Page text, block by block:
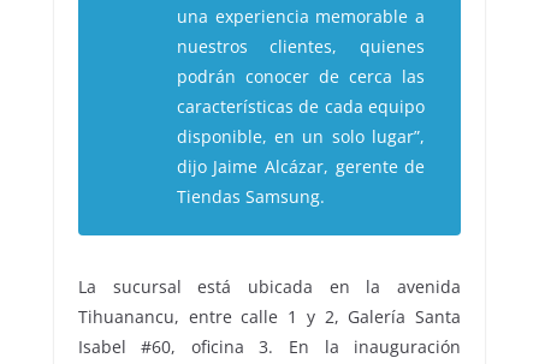
una experiencia memorable a
nuestros clientes, quienes
podrán conocer de cerca las
características de cada equipo
disponible, en un solo lugar”,
dijo Jaime Alcázar, gerente de
Tiendas Samsung.
La sucursal está ubicada en la avenida
Tihuanancu, entre calle 1 y 2, Galería Santa
Isabel #60, oficina 3. En la inauguración